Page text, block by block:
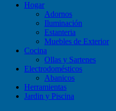
Hogar
Adornos
Iluminación
Estanteria
Muebles de Exterior
Cocina
Ollas y Sartenes
Electrodomésticos
Abanicos
Herramientas
Jardin y Piscina